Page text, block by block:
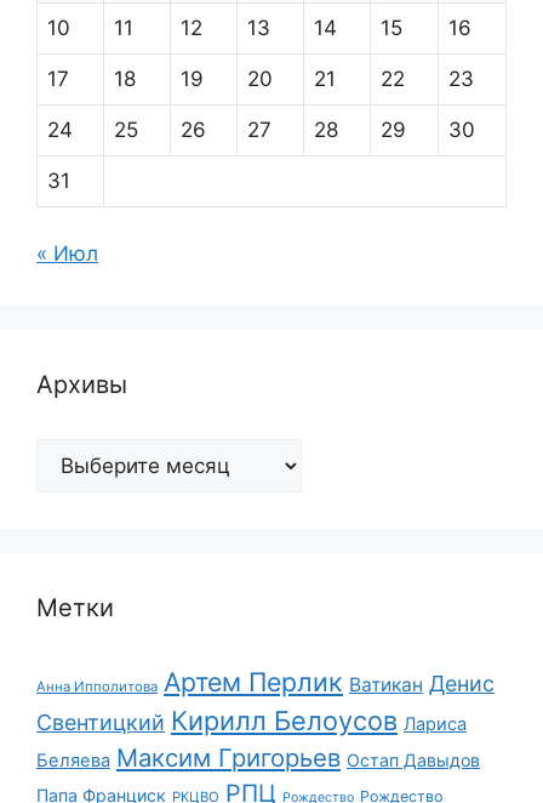
10 11 12 13 14 15 16
17 18 19 20 21 22 23
24 25 26 27 28 29 30
31
« Июл
Архивы
Архивы
Метки
Анна Ипполитова Артем Перлик Ватикан Денис
Свентицкий Кирилл Белоусов Лариса
Беляева Максим Григорьев Остап Давыдов
Папа Франциск РКЦВО РПЦ Рождество Рождество